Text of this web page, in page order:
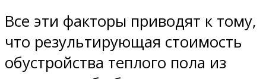
Все эти факторы приводят к тому,
что результирующая стоимость
обустройства теплого пола из